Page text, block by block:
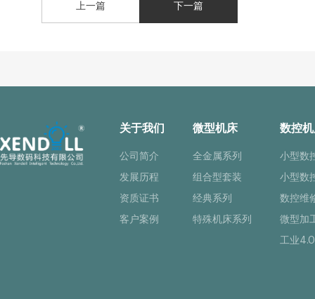
上一篇 下一篇
关于我们
公司简介
发展历程
资质证书
客户案例
微型机床
全金属系列
组合型套装
经典系列
特殊机床系列
数控
小型数
小型数
数控维
微型加
工业4.0